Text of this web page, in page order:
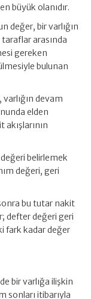
büyük olanıdır.
değer, bir varlığın
taraflar arasında
gereken
bulunan
devam
elden
belirlemek
değeri, geri
bu tutar nakit
defter değeri geri
fark kadar değer
bir varlığa ilişkin
sonları itibarıyla